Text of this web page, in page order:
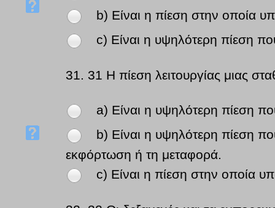
b) Είναι η πίεση στην οποία
c) Είναι η υψηλότερη πίεση
31. 31 Η πίεση λειτουργίας μιας
a) Είναι η υψηλότερη πίεση
b) Είναι η υψηλότερη πίεση
εκφόρτωση ή τη μεταφορά.
c) Είναι η πίεση στην οποία